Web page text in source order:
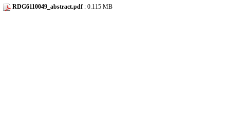
RDG6110049_abstract.pdf : 0.115 MB